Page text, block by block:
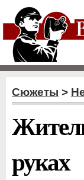
Сюжеты >
руках